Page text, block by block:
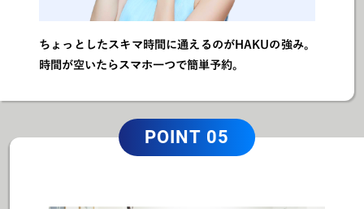
ちょっとしたスキマ時間に通えるのがHAKUの強み。
時間が空いたらスマホ一つで簡単予約。
POINT 05